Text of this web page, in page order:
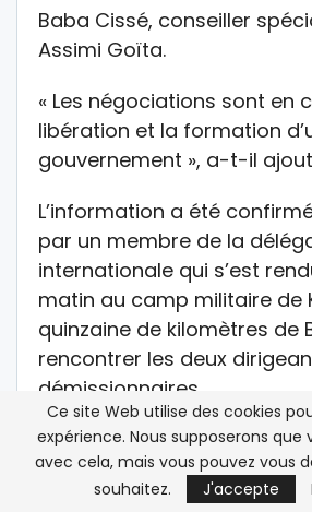
Baba Cissé, conseiller
Assimi Goïta.
« Les négociations sont en
libération et la formation
gouvernement », a-t-il
L’information a été
par un membre de la
internationale qui s’est
matin au camp militaire de
quinzaine de kilomètres de
rencontrer les deux
démissionnaires.
Le colonel Assimi Goïta a
avoir déchargé de leurs
président et le Premier
Ce site Web utilise des cookies
expérience. Nous supposerons
avec cela, mais vous pouvez vous
souhaitez.
J'accepte